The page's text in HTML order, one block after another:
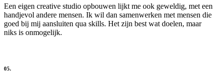
Een eigen creative studio opbouwen lijkt me ook geweldig, met een
handjevol andere mensen. Ik wil dan samenwerken met mensen die
goed bij mij aansluiten qua skills. Het zijn best wat doelen, maar
niks is onmogelijk.
05.